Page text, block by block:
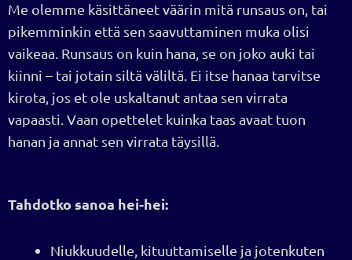
Me olemme käsittäneet väärin mitä runsaus on, tai
pikemminkin että sen saavuttaminen muka olisi
vaikeaa. Runsaus on kuin hana, se on joko auki tai
kiinni – tai jotain siltä väliltä. Ei itse hanaa tarvitse
kirota, jos et ole uskaltanut antaa sen virrata
vapaasti. Vaan opettelet kuinka taas avaat tuon
hanan ja annat sen virrata täysillä.
Tahdotko sanoa hei-hei:
Niukkuudelle, kituuttamiselle ja jotenkuten